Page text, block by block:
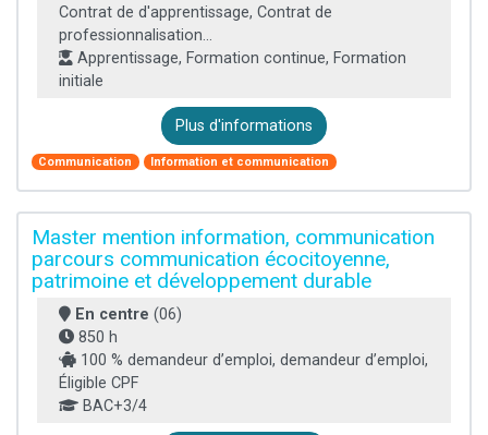
Contrat de d'apprentissage, Contrat de
professionnalisation...
Apprentissage, Formation continue, Formation
initiale
Plus d'informations
Communication Information et communication
Master mention information, communication
parcours communication écocitoyenne,
patrimoine et développement durable
En centre (06)
850 h
100 % demandeur d’emploi, demandeur d’emploi,
Éligible CPF
BAC+3/4